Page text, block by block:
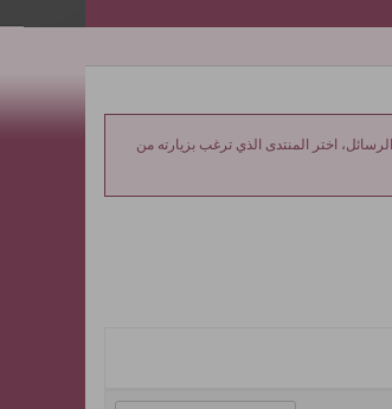
اختر المنتدى الذي ترغب بزيارته من